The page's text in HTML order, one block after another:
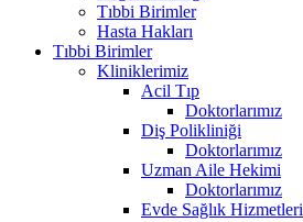
Tıbbi Birimler
Hasta Hakları
Tıbbi Birimler
Kliniklerimiz
Acil Tıp
Doktorlarımız
Diş Polikliniği
Doktorlarımız
Uzman Aile Hekimi
Doktorlarımız
Evde Sağlık Hizmetleri